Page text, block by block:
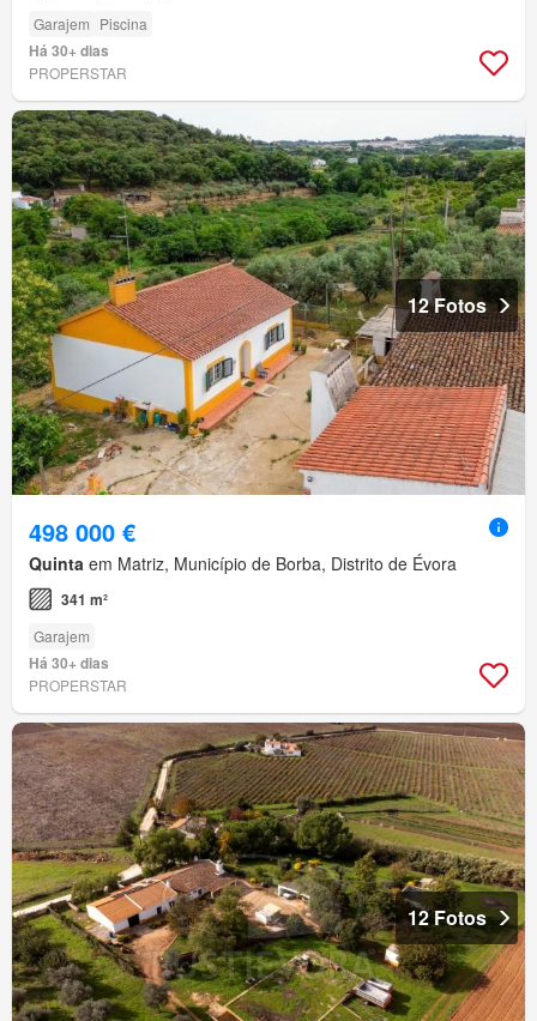
Garajem Piscina
Há 30+ dias
PROPERSTAR
12 Fotos
498 000 €
Quinta em Matriz, Município de Borba, Distrito de Évora
341 m²
Garajem
Há 30+ dias
PROPERSTAR
12 Fotos